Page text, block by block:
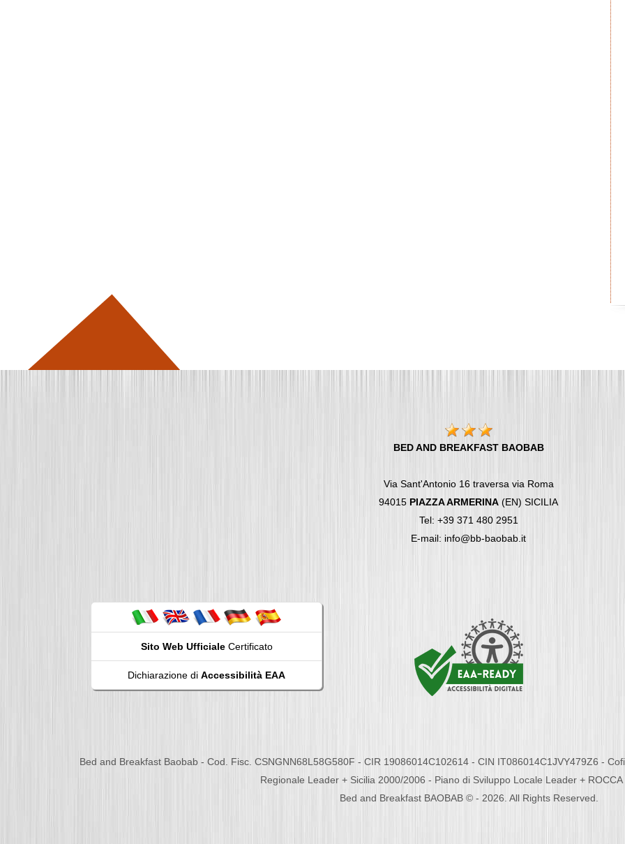
BED AND BREAKFAST BAOBAB
Via Sant'Antonio 16 traversa via Roma
94015 PIAZZA ARMERINA (EN) SICILIA
Tel: +39 371 480 2951
E-mail: info@bb-baobab.it
Sito Web UfficialeCertificato
Dichiarazione di Accessibilità EAA
Bed and Breakfast Baobab - Cod. Fisc. CSNGNN68L58G580F - CIR 19086014C102614 - CIN IT086014C1JVY479Z6 -
Regionale Leader + Sicilia 2000/2006 - Piano di Sviluppo Locale Leader + ROCCA
Bed and Breakfast BAOBAB © - 2026. All Rights Reserved.